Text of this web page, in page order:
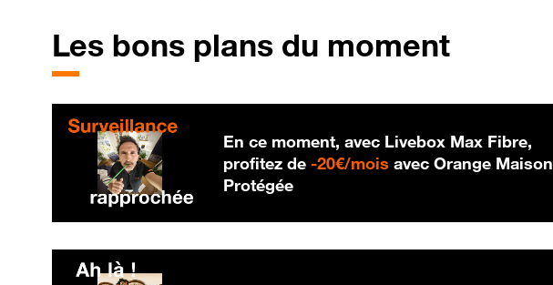
Les bons plans du moment
En ce moment, avec Livebox Max Fibre,
profitez de -20€/mois 20 € par mois
avec Orange Maison
Protégée